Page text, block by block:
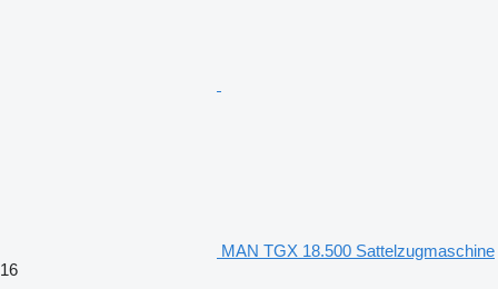
MAN TGX 18.500 Sattelzugmaschine
16